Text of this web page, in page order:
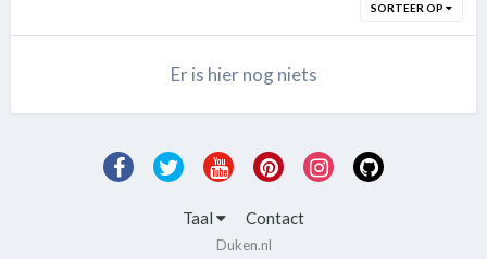
SORTEER OP
Er is hier nog niets
Taal Contact
Duken.nl